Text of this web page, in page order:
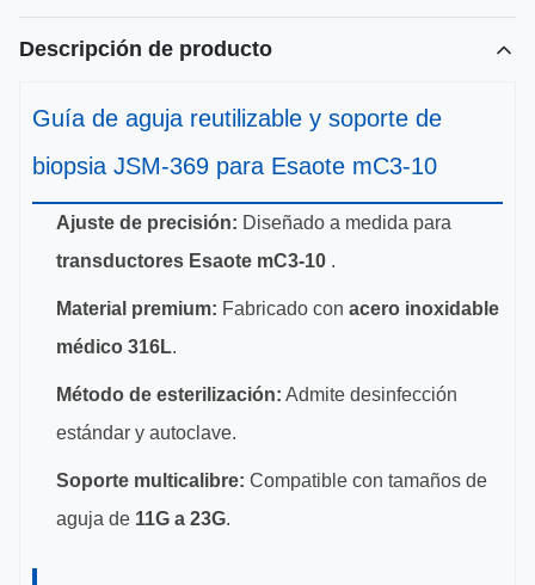
Descripción de producto
Guía de aguja reutilizable y soporte de
biopsia JSM-369 para Esaote mC3-10
Ajuste de precisión: Diseñado a medida para
transductores Esaote mC3-10 .
Material premium: Fabricado con acero inoxidable
médico 316L.
Método de esterilización: Admite desinfección
estándar y autoclave.
Soporte multicalibre: Compatible con tamaños de
aguja de 11G a 23G.